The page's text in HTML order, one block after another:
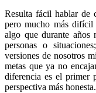
Resulta fácil hablar de
pero mucho más difícil
algo que durante años
personas o
versiones de nosotros
metas que ya no
diferencia es el primer
perspectiva más honesta.